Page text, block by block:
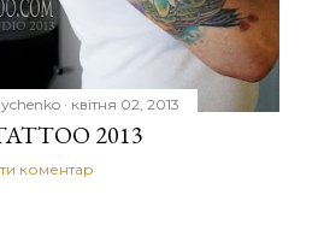
квітня 02, 2013
2013
коментар